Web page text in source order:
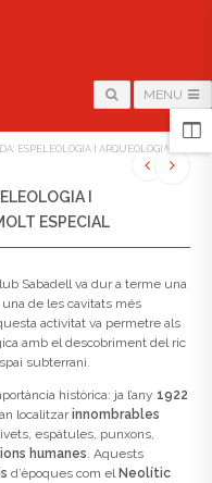
MENU
ESPELEOLOGIA I ARQUEOLOGIA EN
I
ESPECIAL
Sabadell va dur a terme una
una de les cavitats més
activitat va permetre als
amb el descobriment del ric
subterrani.
històrica: ja l’any 1922
localitzarinnombrables
espàtules, punxons,
humanes. Aquests
d’èpoques com elNeolític